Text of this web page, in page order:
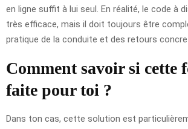
en ligne suffit à lui seul. En réalité, le code à
très efficace, mais il doit toujours être
pratique de la conduite et des retours
Comment savoir si cette
faite pour toi ?
Dans ton cas, cette solution est